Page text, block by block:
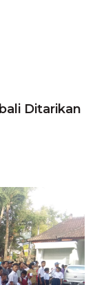
Ditarikan